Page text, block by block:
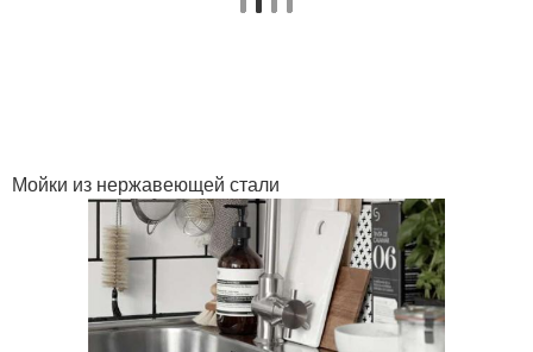
Мойки для кухни Угловые кухни
Мойка для столешницы Тумбы под мойку
Мойки из нержавеющей стали